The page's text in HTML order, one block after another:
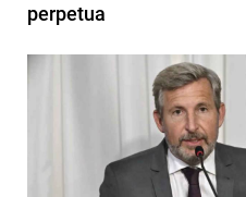
perpetua